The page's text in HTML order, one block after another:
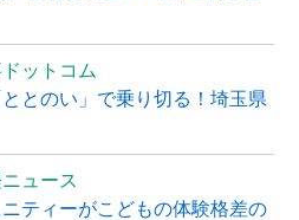
ットコム
とのい」で乗り切る！埼玉県
ュース
ティーがこどもの体験格差の